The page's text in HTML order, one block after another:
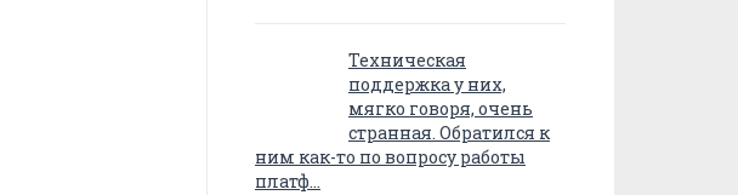
Техническая
поддержка у них,
мягко говоря, очень
странная. Обратился к
ним как-то по вопросу работы
платф…